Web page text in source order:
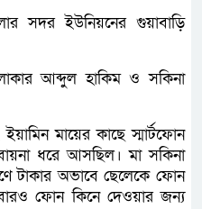
সদর ইউনিয়নের গুয়াবাড়ি
আব্দুল হাকিম ও সকিনা
মায়ের কাছে স্মার্টফোন
ধরে আসছিল। মা সকিনা
টাকার অভাবে ছেলেকে ফোন
ফোন কিনে দেওয়ার জন্য